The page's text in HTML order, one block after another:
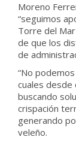
Moreno
“seguimos
Torre del
de que los
de
“No
cuales
buscando
crispación
generando
veleño.